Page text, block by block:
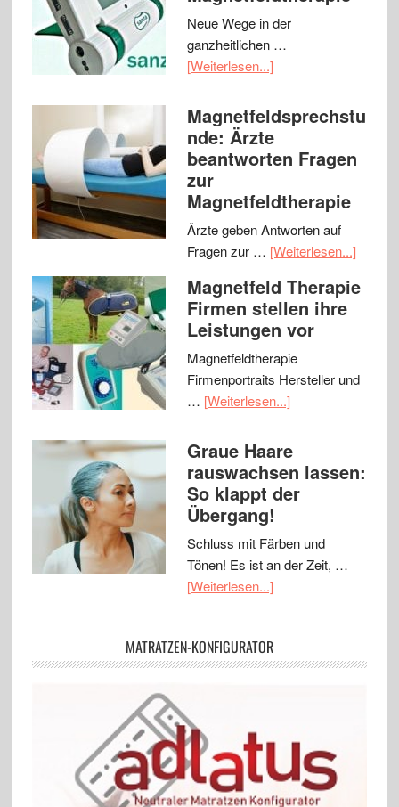
Neue Wege in der
ganzheitlichen …
[Weiterlesen...]
Magnetfeldsprechstu
nde: Ärzte
beantworten Fragen
zur
Magnetfeldtherapie
Ärzte geben Antworten auf
Fragen zur … [Weiterlesen...]
Magnetfeld Therapie
Firmen stellen ihre
Leistungen vor
Magnetfeldtherapie
Firmenportraits Hersteller und
… [Weiterlesen...]
Graue Haare
rauswachsen lassen:
So klappt der
Übergang!
Schluss mit Färben und
Tönen! Es ist an der Zeit, …
[Weiterlesen...]
MATRATZEN-KONFIGURATOR